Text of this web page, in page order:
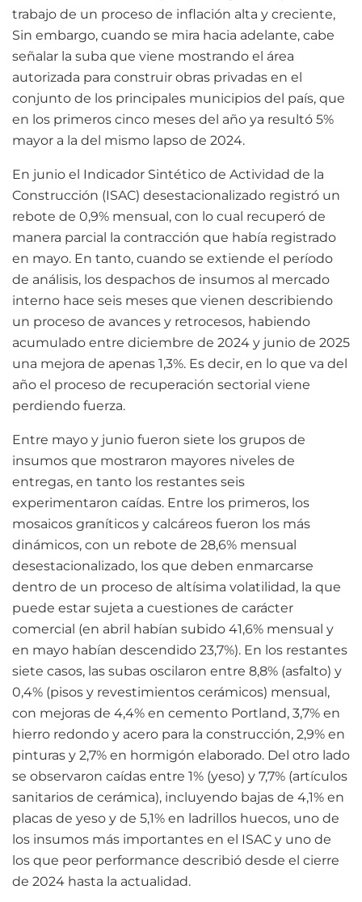
trabajo de un proceso de inflación alta y creciente,
Sin embargo, cuando se mira hacia adelante, cabe
señalar la suba que viene mostrando el área
autorizada para construir obras privadas en el
conjunto de los principales municipios del país, que
en los primeros cinco meses del año ya resultó 5%
mayor a la del mismo lapso de 2024.
En junio el Indicador Sintético de Actividad de la
Construcción (ISAC) desestacionalizado registró un
rebote de 0,9% mensual, con lo cual recuperó de
manera parcial la contracción que había registrado
en mayo. En tanto, cuando se extiende el período
de análisis, los despachos de insumos al mercado
interno hace seis meses que vienen describiendo
un proceso de avances y retrocesos, habiendo
acumulado entre diciembre de 2024 y junio de 2025
una mejora de apenas 1,3%. Es decir, en lo que va del
año el proceso de recuperación sectorial viene
perdiendo fuerza.
Entre mayo y junio fueron siete los grupos de
insumos que mostraron mayores niveles de
entregas, en tanto los restantes seis
experimentaron caídas. Entre los primeros, los
mosaicos graníticos y calcáreos fueron los más
dinámicos, con un rebote de 28,6% mensual
desestacionalizado, los que deben enmarcarse
dentro de un proceso de altísima volatilidad, la que
puede estar sujeta a cuestiones de carácter
comercial (en abril habían subido 41,6% mensual y
en mayo habían descendido 23,7%). En los restantes
siete casos, las subas oscilaron entre 8,8% (asfalto) y
0,4% (pisos y revestimientos cerámicos) mensual,
con mejoras de 4,4% en cemento Portland, 3,7% en
hierro redondo y acero para la construcción, 2,9% en
pinturas y 2,7% en hormigón elaborado. Del otro lado
se observaron caídas entre 1% (yeso) y 7,7% (artículos
sanitarios de cerámica), incluyendo bajas de 4,1% en
placas de yeso y de 5,1% en ladrillos huecos, uno de
los insumos más importantes en el ISAC y uno de
los que peor performance describió desde el cierre
de 2024 hasta la actualidad.